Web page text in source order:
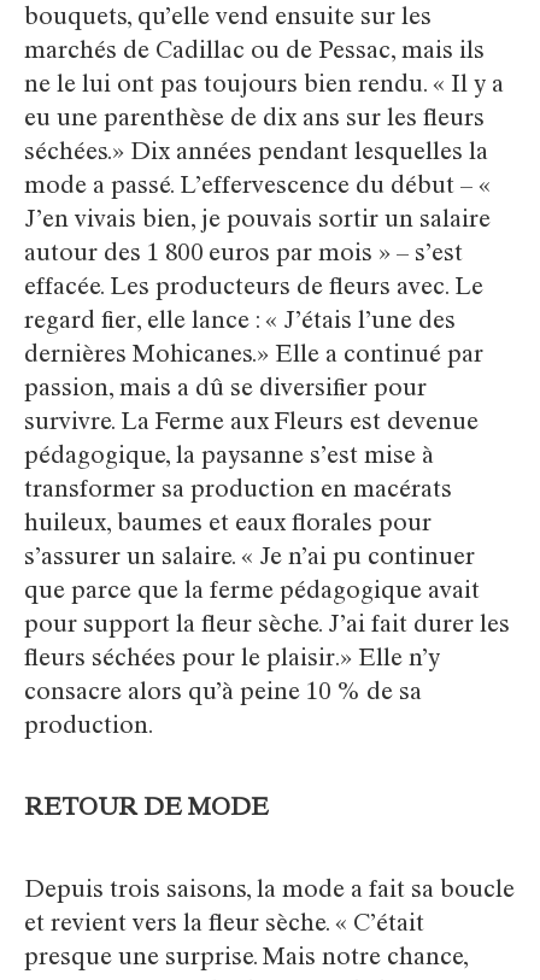
bouquets, qu’elle vend ensuite sur les
marchés de Cadillac ou de Pessac, mais ils
ne le lui ont pas toujours bien rendu. « Il y a
eu une parenthèse de dix ans sur les fleurs
séchées.» Dix années pendant lesquelles la
mode a passé. L’effervescence du début – «
J’en vivais bien, je pouvais sortir un salaire
autour des 1 800 euros par mois » – s’est
effacée. Les producteurs de fleurs avec. Le
regard fier, elle lance : « J’étais l’une des
dernières Mohicanes.» Elle a continué par
passion, mais a dû se diversifier pour
survivre. La Ferme aux Fleurs est devenue
pédagogique, la paysanne s’est mise à
transformer sa production en macérats
huileux, baumes et eaux florales pour
s’assurer un salaire. « Je n’ai pu continuer
que parce que la ferme pédagogique avait
pour support la fleur sèche. J’ai fait durer les
fleurs séchées pour le plaisir.» Elle n’y
consacre alors qu’à peine 10 % de sa
production.
RETOUR DE MODE
Depuis trois saisons, la mode a fait sa boucle
et revient vers la fleur sèche. « C’était
presque une surprise. Mais notre chance,